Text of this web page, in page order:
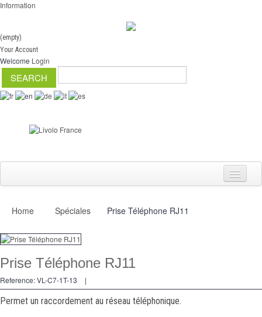
Information
(empty)
Your Account
Welcome Login
Switch
Dimmer
2 Ways
Home Spéciales Prise Téléphone RJ11
Prise Téléphone RJ11
Reference:VL-C7-1T-13 |
Permet un raccordement au réseau téléphonique.